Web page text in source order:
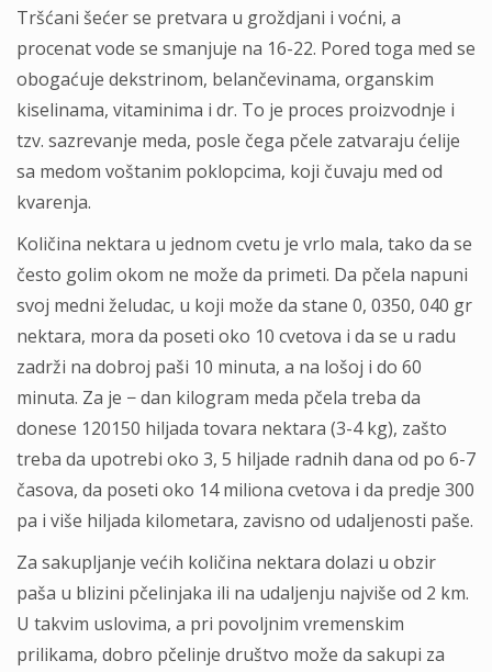
Tršćani šećer se pretvara u groždjani i voćni, a
procenat vode se smanjuje na 16-22. Pored toga med se
obogaćuje dekstrinom, belančevinama, organskim
kiselinama, vitaminima i dr. To je proces proizvodnje i
tzv. sazrevanje meda, posle čega pčele zatvaraju ćelije
sa medom voštanim poklopcima, koji čuvaju med od
kvarenja.
Količina nektara u jednom cvetu je vrlo mala, tako da se
često golim okom ne može da primeti. Da pčela napuni
svoj medni želudac, u koji može da stane 0, 0350, 040 gr
nektara, mora da poseti oko 10 cvetova i da se u radu
zadrži na dobroj paši 10 minuta, a na lošoj i do 60
minuta. Za je − dan kilogram meda pčela treba da
donese 120150 hiljada tovara nektara (3-4 kg), zašto
treba da upotrebi oko 3, 5 hiljade radnih dana od po 6-7
časova, da poseti oko 14 miliona cvetova i da predje 300
pa i više hiljada kilometara, zavisno od udaljenosti paše.
Za sakupljanje većih količina nektara dolazi u obzir
paša u blizini pčelinjaka ili na udaljenju najviše od 2 km.
U takvim uslovima, a pri povoljnim vremenskim
prilikama, dobro pčelinje društvo može da sakupi za